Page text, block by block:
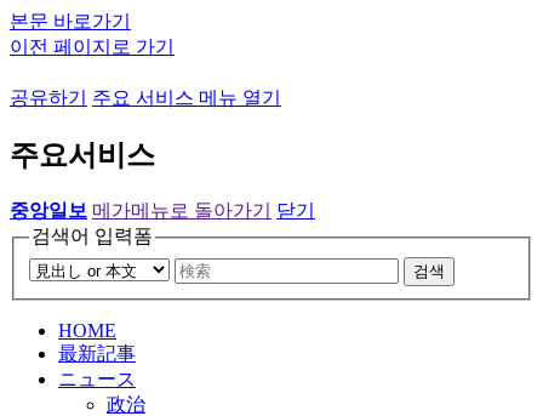
본문 바로가기
이전 페이지로 가기
공유하기 주요 서비스 메뉴 열기
주요서비스
중앙일보 메가메뉴로 돌아가기
닫기
검색어 입력폼
검색
HOME
最新記事
ニュース
政治